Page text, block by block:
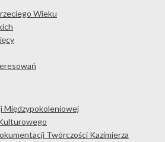
Wieku
Międzypokoleniowej
Twórczości Kazimierza